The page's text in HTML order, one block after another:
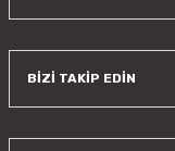
BİZİ TAKİP EDİN